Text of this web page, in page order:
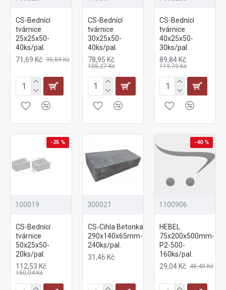
CS-Bednící
tvárnice
25x25x50-
40ks/pal.
71,69 Kč 95,59 Kč
CS-Bednící
tvárnice
30x25x50-
40ks/pal.
78,95 Kč
105,27 Kč
CS-Bednící
tvárnice
40x25x50-
30ks/pal.
89,84 Kč
119,79 Kč
-25 %
100019
CS-Bednící
tvárnice
50x25x50-
20ks/pal.
112,53 Kč
150,04 Kč
300021
CS-Cihla Betonka
290x140x65mm-
240ks/pal.
31,46 Kč
-40 %
1100906
HEBEL
75x200x500mm-
P2-500-
160ks/pal.
29,04 Kč 48,40 Kč